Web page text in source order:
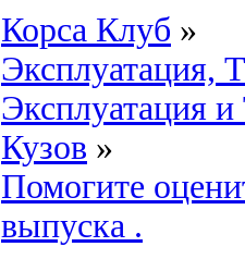
Корса Клуб »
Эксплуатация,
Эксплуатация
Кузов »
Помогите
выпуска .